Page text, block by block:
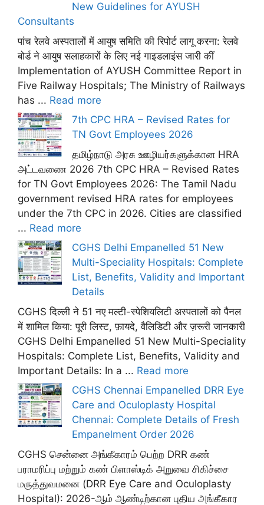
New Guidelines for AYUSH
Consultants
पांच रेलवे अस्पतालों में आयुष समिति की रिपोर्ट लागू करना: रेलवे
बोर्ड ने आयुष सलाहकारों के लिए नई गाइडलाइंस जारी कीं
Implementation of AYUSH Committee Report in
Five Railway Hospitals; The Ministry of Railways
has ... Read more
7th CPC HRA – Revised Rates for
TN Govt Employees 2026
தமிழ்நாடு அரசு ஊழியர்களுக்கான HRA
அட்டவணை 2026 7th CPC HRA – Revised Rates
for TN Govt Employees 2026: The Tamil Nadu
government revised HRA rates for employees
under the 7th CPC in 2026. Cities are classified
... Read more
CGHS Delhi Empanelled 51 New
Multi-Speciality Hospitals: Complete
List, Benefits, Validity and Important
Details
CGHS दिल्ली ने 51 नए मल्टी-स्पेशियलिटी अस्पतालों को पैनल
में शामिल किया: पूरी लिस्ट, फ़ायदे, वैलिडिटी और ज़रूरी जानकारी
CGHS Delhi Empanelled 51 New Multi-Speciality
Hospitals: Complete List, Benefits, Validity and
Important Details: In a ... Read more
CGHS Chennai Empanelled DRR Eye
Care and Oculoplasty Hospital
Chennai: Complete Details of Fresh
Empanelment Order 2026
CGHS சென்னை அங்கீகாரம் பெற்ற DRR கண்
பராமரிப்பு மற்றும் கண் பிளாஸ்டிக் அறுவை சிகிச்சை
மருத்துவமனை (DRR Eye Care and Oculoplasty
Hospital): 2026-ஆம் ஆண்டிற்கான புதிய அங்கீகார